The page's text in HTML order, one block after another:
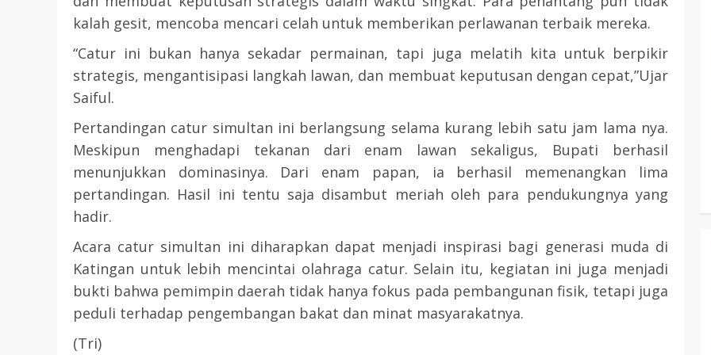
kalah gesit, mencoba mencari celah untuk memberikan perlawanan terbaik mereka.
“Catur ini bukan hanya sekadar permainan, tapi juga melatih kita untuk berpikir
strategis, mengantisipasi langkah lawan, dan membuat keputusan dengan cepat,”Ujar
Saiful.
Pertandingan catur simultan ini berlangsung selama kurang lebih satu jam lama nya.
Meskipun menghadapi tekanan dari enam lawan sekaligus, Bupati berhasil
menunjukkan dominasinya. Dari enam papan, ia berhasil memenangkan lima
pertandingan. Hasil ini tentu saja disambut meriah oleh para pendukungnya yang
hadir.
Acara catur simultan ini diharapkan dapat menjadi inspirasi bagi generasi muda di
Katingan untuk lebih mencintai olahraga catur. Selain itu, kegiatan ini juga menjadi
bukti bahwa pemimpin daerah tidak hanya fokus pada pembangunan fisik, tetapi juga
peduli terhadap pengembangan bakat dan minat masyarakatnya.
(Tri)
3 min read
DPRD KATINGAN
HEADLINE
KATINGAN
RDP DPRD dan Pemkab Katingan
Nakes Hingga Ancaman
Pencemaran Sungai
TRIOKTA 11 MEI 2026
3 min read
KATINGAN
Sebangau Perkuat Sinergi Jaga
Kawasan Konservasi dan Gambut
TRIOKTA 12 MEI 2026
2 min read 3 min read
DPRD KATINGAN